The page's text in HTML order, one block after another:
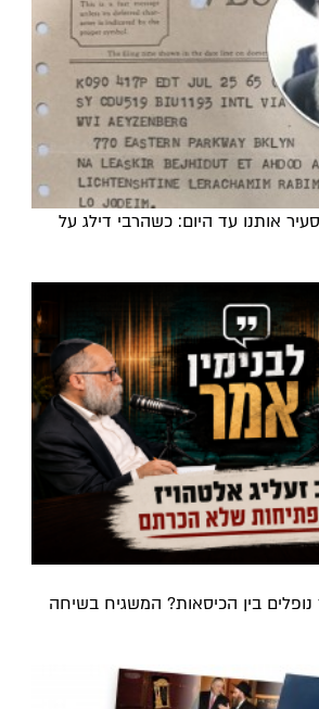
אותנו עד היום: כשהרבי דילג על
בין הכיסאות? המשגיח בשיחה